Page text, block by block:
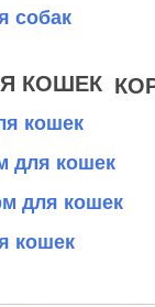
собак
кошек
для кошек
для кошек
кошек